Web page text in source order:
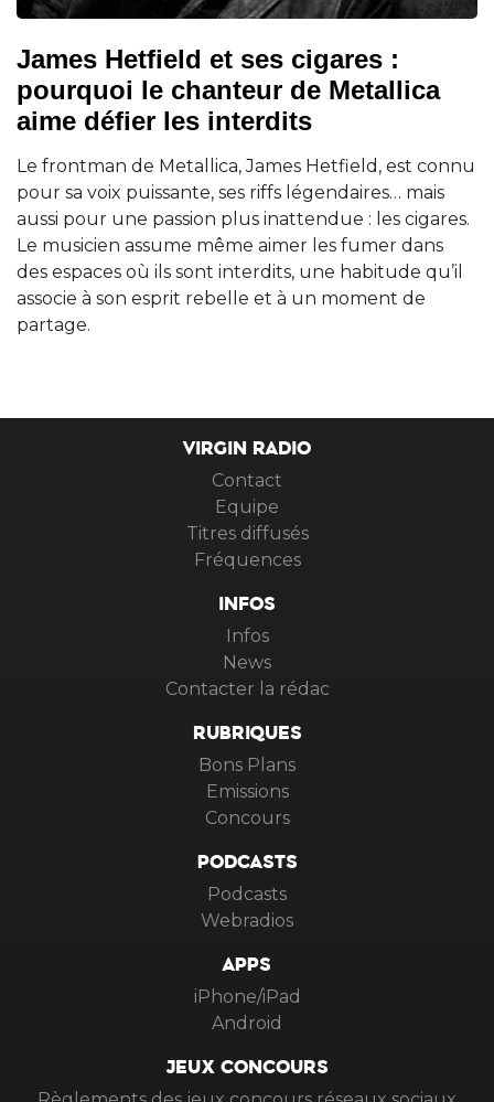
James Hetfield et ses cigares :
pourquoi le chanteur de Metallica
aime défier les interdits
Le frontman de Metallica, James Hetfield, est connu
pour sa voix puissante, ses riffs légendaires… mais
aussi pour une passion plus inattendue : les cigares.
Le musicien assume même aimer les fumer dans
des espaces où ils sont interdits, une habitude qu’il
associe à son esprit rebelle et à un moment de
partage.
VIRGIN RADIO
Contact
Equipe
Titres diffusés
Fréquences
INFOS
Infos
News
Contacter la rédac
RUBRIQUES
Bons Plans
Emissions
Concours
PODCASTS
Podcasts
Webradios
APPS
iPhone/iPad
Android
JEUX CONCOURS